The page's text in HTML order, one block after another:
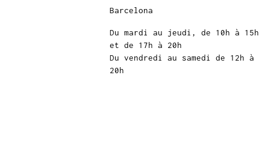
Barcelona
Du mardi au jeudi, de 10h à 15h
et de 17h à 20h
Du vendredi au samedi de 12h à
20h